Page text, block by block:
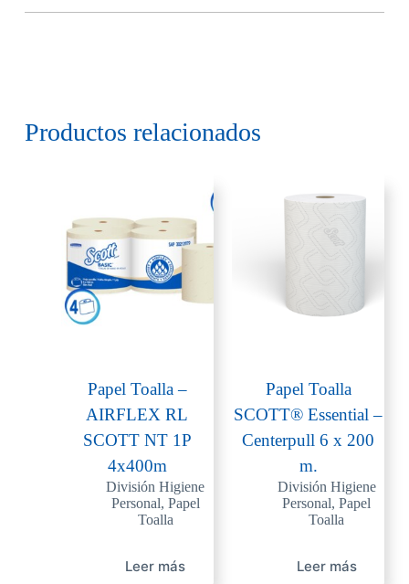
Productos relacionados
Papel Toalla –
AIRFLEX RL
SCOTT NT 1P
4x400m
División Higiene
Personal, Papel
Toalla
Leer más
Papel Toalla
SCOTT® Essential –
Centerpull 6 x 200
m.
División Higiene
Personal,Papel
Toalla
Leer más